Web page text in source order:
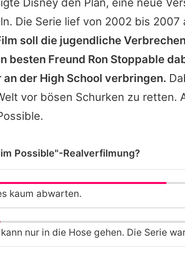
Die Serie lief von 2002 bis 2007
soll die jugendliche
besten Freund Ron Stoppable
der High School verbringen.
vor bösen Schurken zu retten.
Possible"-Realverfilmung?
kaum abwarten.
nur in die Hose gehen. Die Serie